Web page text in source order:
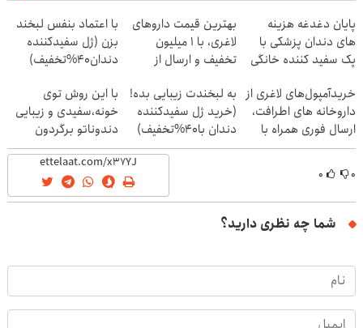
پایان دغدغه هزینه
های دندان پزشکی با
پک سفید کننده خانگی
بهترین قیمت داروهای
لاغری، با ۱ میلیون
تخفیف و ارسال از
با اعتماد بنفس لبخند
بزن (ژل سفیدکننده
دندان40%تخفیف)
خریدآمپول‌های لاغری از
داروخانه های اطرافت،
ارسال فوری همراه با
پک یخ!
به لبخندت زیبایی بده!
(خرید ژل سفیدکننده
دندان با40%تخفیف)
با این روش توی
خونه،سفیدی و زیبایی
دندوناتو برگردون
(40%off)
۰ ۰
شما چه نظری دارید؟